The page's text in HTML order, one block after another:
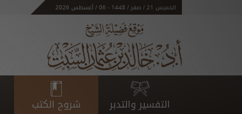
الخميس 21 / صفر / 1448 - 06 / أغسطس 2026
التفسير والتدبر شروح الكتب